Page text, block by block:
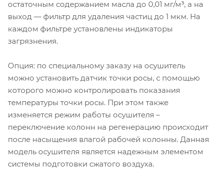
остаточным содержанием масла до 0,01 мг/м³, а на
выход — фильтр для удаления частиц до 1 мкм. На
каждом фильтре установлены индикаторы
загрязнения.
Опция: по специальному заказу на осушитель
можно установить датчик точки росы, с помощью
которого можно контролировать показания
температуры точки росы. При этом также
изменяется режим работы осушителя –
переключение колонн на регенерацию происходит
после насыщения влагой рабочей колонны. Данная
модель осушителя является надежным элементом
системы подготовки сжатого воздуха.